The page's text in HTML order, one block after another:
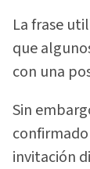
La frase
que
con una
Sin
invitación